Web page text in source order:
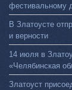
фестивальному
В Златоусте
и верности
14 июля в
«Челябинская
Златоуст